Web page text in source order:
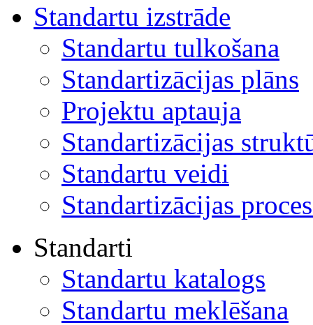
Standartu izstrāde
Standartu tulkošana
Standartizācijas plāns
Projektu aptauja
Standartizācijas
Standartu veidi
Standartizācijas
Standarti
Standartu katalogs
Standartu meklēšana